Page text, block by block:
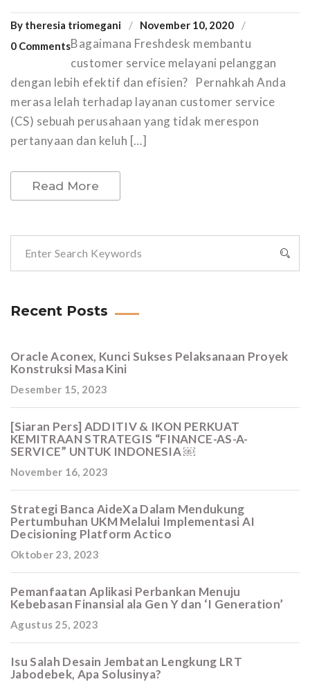
By theresia triomegani
November 10, 2020
0 CommentsBagaimana Freshdesk membantu
customer service melayani pelanggan
dengan lebih efektif dan efisien? Pernahkah Anda
merasa lelah terhadap layanan customer service
(CS) sebuah perusahaan yang tidak merespon
pertanyaan dan keluh […]
Read More
Recent Posts
Oracle Aconex, Kunci Sukses Pelaksanaan Proyek
Konstruksi Masa Kini
Desember 15, 2023
[Siaran Pers] ADDITIV & IKON PERKUAT
KEMITRAAN STRATEGIS “FINANCE-AS-A-
SERVICE” UNTUK INDONESIA ￼
November 16, 2023
Strategi Banca AideXa Dalam Mendukung
Pertumbuhan UKM Melalui Implementasi AI
Decisioning Platform Actico
Oktober 23, 2023
Pemanfaatan Aplikasi Perbankan Menuju
Kebebasan Finansial ala Gen Y dan ‘I Generation’
Agustus 25, 2023
Isu Salah Desain Jembatan Lengkung LRT
Jabodebek, Apa Solusinya?